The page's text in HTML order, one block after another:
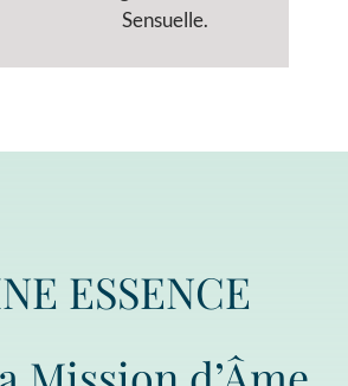
Sensuelle.
ESSENCE